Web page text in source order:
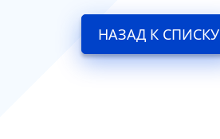
НАЗАД К СПИСКУ